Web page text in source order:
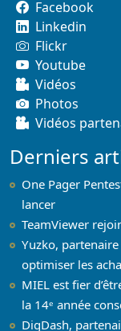
Facebook
Linkedin
Flickr
Youtube
Vidéos
Photos
Vidéos
Derniers
One Pager
lancer
TeamViewer
Yuzko,
optimiser les
MIEL est fier
la 14ᵉ année
DigDash,